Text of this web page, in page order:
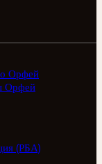
Орфей
Орфей
(РБА)